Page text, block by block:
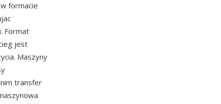
formacie
Format
jest
Maszyny
transfer